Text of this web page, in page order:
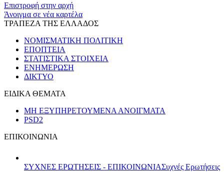
Επιστροφή στην αρχή
Άνοιγμα σε νέα καρτέλα
ΤΡΑΠΕΖΑ ΤΗΣ ΕΛΛΑΔΟΣ
ΝΟΜΙΣΜΑΤΙΚΗ ΠΟΛΙΤΙΚΗ
ΕΠΟΠΤΕΙΑ
ΣΤΑΤΙΣΤΙΚΑ ΣΤΟΙΧΕΙΑ
ΕΝΗΜΕΡΩΣΗ
ΔΙΚΤΥΟ
ΕΙΔΙΚΑ ΘΕΜΑΤΑ
ΜΗ ΕΞΥΠΗΡΕΤΟΥΜΕΝΑ ΑΝΟΙΓΜΑΤΑ
PSD2
ΕΠΙΚΟΙΝΩΝΙΑ
ΣΥΧΝΕΣ ΕΡΩΤΗΣΕΙΣ - ΕΠΙΚΟΙΝΩΝΙΑΣυχνές Ερωτήσεις